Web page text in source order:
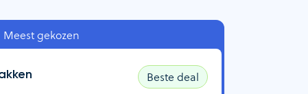
Meest gekozen
Beste deal